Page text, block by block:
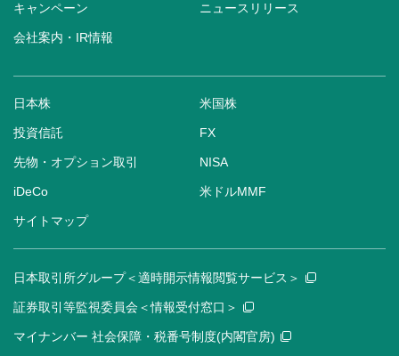
キャンペーン ニュースリリース
会社案内・IR情報
日本株 米国株
投資信託 FX
先物・オプション取引 NISA
iDeCo 米ドルMMF
サイトマップ
日本取引所グループ＜適時開示情報閲覧サービス＞
証券取引等監視委員会＜情報受付窓口＞
マイナンバー 社会保障・税番号制度(内閣官房)